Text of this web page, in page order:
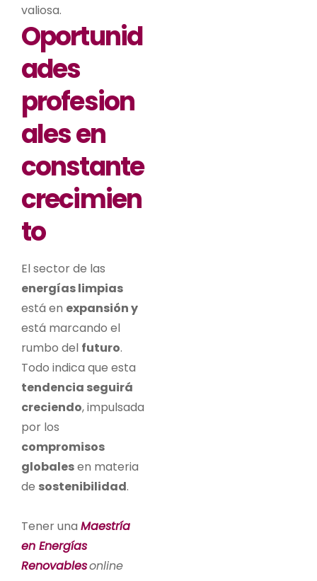
valiosa.
Oportunid
ades
profesion
ales en
constante
crecimien
to
El sector de las
energías limpias
está en expansión y
está marcando el
rumbo del futuro.
Todo indica que esta
tendencia seguirá
creciendo, impulsada
por los
compromisos
globalesen materia
de sostenibilidad.
Tener una Maestría
en Energías
Renovablesonline